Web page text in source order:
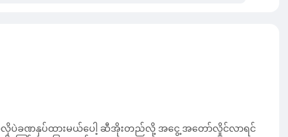
ပဲခဏနှပ်ထားမယ်ပေါ့ ဆီအိုးတည်လို့ အငွေ့ အတော်လှိုင်လာရင်
ြော်လေးဖြူးထည့်ထားမွှေးနေရော.